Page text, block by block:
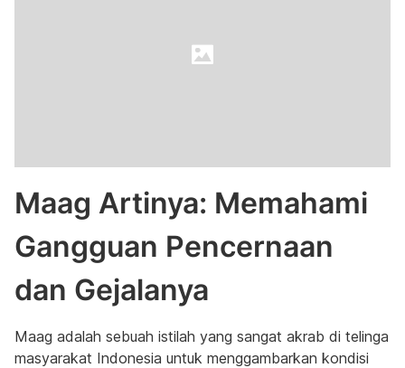
Maag Artinya: Memahami
Gangguan Pencernaan
dan Gejalanya
Maag adalah sebuah istilah yang sangat akrab di telinga
masyarakat Indonesia untuk menggambarkan kondisi